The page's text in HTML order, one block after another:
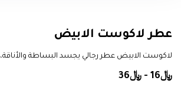
عطر لاكوست الابيض
لاكوست الابيض عطر رجالي يجسد البساطة والأناقة،
﷼16 - ﷼36